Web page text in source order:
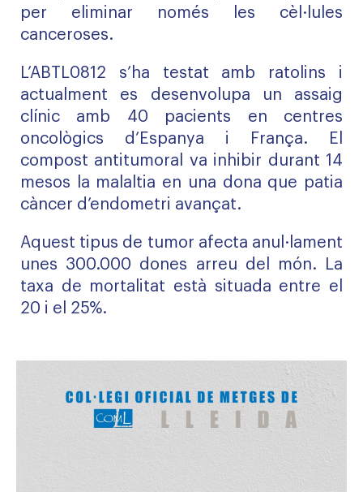
per eliminar només les cèl·lules
canceroses.
L’ABTL0812 s’ha testat amb ratolins i
actualment es desenvolupa un assaig
clínic amb 40 pacients en centres
oncològics d’Espanya i França. El
compost antitumoral va inhibir durant 14
mesos la malaltia en una dona que patia
càncer d’endometri avançat.
Aquest tipus de tumor afecta anul·lament
unes 300.000 dones arreu del món. La
taxa de mortalitat està situada entre el
20 i el 25%.